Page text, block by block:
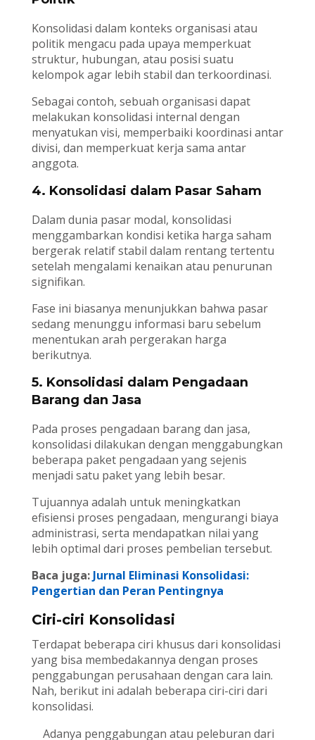
Konsolidasi dalam konteks organisasi atau
politik mengacu pada upaya memperkuat
struktur, hubungan, atau posisi suatu
kelompok agar lebih stabil dan terkoordinasi.
Sebagai contoh, sebuah organisasi dapat
melakukan konsolidasi internal dengan
menyatukan visi, memperbaiki koordinasi antar
divisi, dan memperkuat kerja sama antar
anggota.
4. Konsolidasi dalam Pasar Saham
Dalam dunia pasar modal, konsolidasi
menggambarkan kondisi ketika harga saham
bergerak relatif stabil dalam rentang tertentu
setelah mengalami kenaikan atau penurunan
signifikan.
Fase ini biasanya menunjukkan bahwa pasar
sedang menunggu informasi baru sebelum
menentukan arah pergerakan harga
berikutnya.
5. Konsolidasi dalam Pengadaan
Barang dan Jasa
Pada proses pengadaan barang dan jasa,
konsolidasi dilakukan dengan menggabungkan
beberapa paket pengadaan yang sejenis
menjadi satu paket yang lebih besar.
Tujuannya adalah untuk meningkatkan
efisiensi proses pengadaan, mengurangi biaya
administrasi, serta mendapatkan nilai yang
lebih optimal dari proses pembelian tersebut.
Baca juga:Jurnal Eliminasi Konsolidasi:
Pengertian dan Peran Pentingnya
Ciri-ciri Konsolidasi
Terdapat beberapa ciri khusus dari konsolidasi
yang bisa membedakannya dengan proses
penggabungan perusahaan dengan cara lain.
Nah, berikut ini adalah beberapa ciri-ciri dari
konsolidasi.
Adanya penggabungan atau peleburan dari